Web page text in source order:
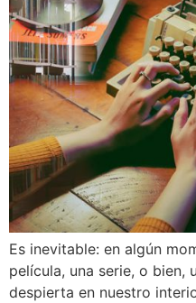
Es inevitable: en algún
película, una serie, o bien,
despierta en nuestro